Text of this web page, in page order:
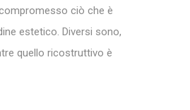
ciò che è
estetico. Diversi sono,
quello ricostruttivo è